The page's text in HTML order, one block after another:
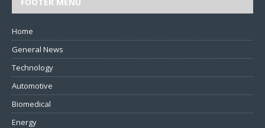
Home
General News
Technology
Automotive
Biomedical
Energy